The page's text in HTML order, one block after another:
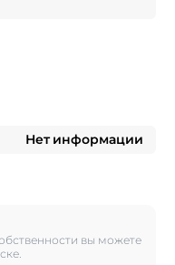
Нет информации
вы можете